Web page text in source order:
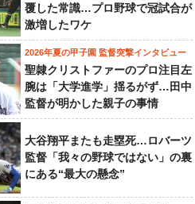
覆した常識…プロ野球で冠試合が
激増したワケ
2026年夏の甲子園 監督突撃インタビュー
聖隷クリストファーのプロ注目左
腕は「大学進学」揺るがず…田中
監督が明かした親子の事情
大谷翔平またも走塁死…ロバーツ
監督「我々の野球ではない」の裏
にある“最大の懸念”